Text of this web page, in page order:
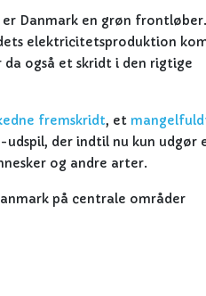
er Danmark en grøn frontløber.
elektricitetsproduktion
også et skridt i den rigtige
fremskridt, et
der indtil nu kun udgør
og andre arter.
på centrale områder